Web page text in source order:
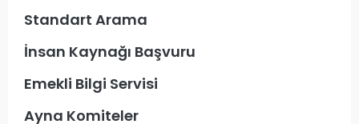
Standart Arama
İnsan Kaynağı Başvuru
Emekli Bilgi Servisi
Ayna Komiteler